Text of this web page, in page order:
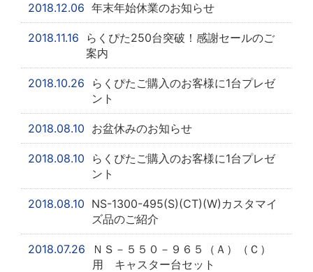
2018.12.06 年末年始休業のお知らせ
2018.11.16
らくぴた250台突破！感謝セールのご
案内
2018.10.26
らくぴたご購入のお客様に1台プレゼ
ント
2018.08.10 お盆休みのお知らせ
2018.08.10
らくぴたご購入のお客様に1台プレゼ
ント
2018.08.10 NS-1300-495(S)(CT)(W)カスタマイ
ズ品のご紹介
2018.07.26
ＮＳ－５５０－９６５（Ａ）（Ｃ）
用 キャスター台セット